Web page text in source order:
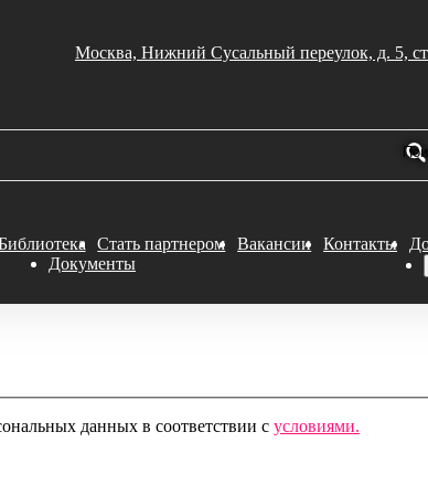
данных в соответствии с условиями.
Москва, Нижний Сусальный переулок, д. 5,
Стать партнером Вакансии Контакты
Документы